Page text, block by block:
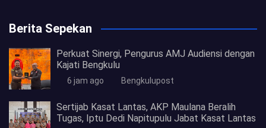
Berita Sepekan
Perkuat Sinergi, Pengurus AMJ Audiensi dengan
Kajati Bengkulu
6 jam ago Bengkulupost
Sertijab Kasat Lantas, AKP Maulana Beralih
Tugas, Iptu Dedi Napitupulu Jabat Kasat Lantas